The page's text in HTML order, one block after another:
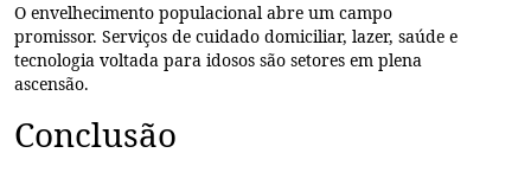
O envelhecimento populacional abre um campo
promissor. Serviços de cuidado domiciliar, lazer, saúde e
tecnologia voltada para idosos são setores em plena
ascensão.
Conclusão